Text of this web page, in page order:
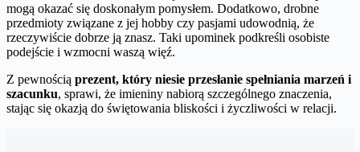
mogą okazać się doskonałym pomysłem. Dodatkowo, drobne
przedmioty związane z jej hobby czy pasjami udowodnią, że
rzeczywiście dobrze ją znasz. Taki upominek podkreśli osobiste
podejście i wzmocni waszą więź.
Z pewnością prezent, który niesie przesłanie spełniania marzeń i
szacunku, sprawi, że imieniny nabiorą szczególnego znaczenia,
stając się okazją do świętowania bliskości i życzliwości w relacji.